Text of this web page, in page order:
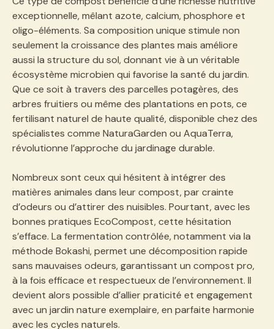
exceptionnelle, mêlant azote, calcium, phosphore et
oligo-éléments. Sa composition unique stimule non
seulement la croissance des plantes mais améliore
aussi la structure du sol, donnant vie à un véritable
écosystème microbien qui favorise la santé du jardin.
Que ce soit à travers des parcelles potagères, des
arbres fruitiers ou même des plantations en pots, ce
fertilisant naturel de haute qualité, disponible chez des
spécialistes comme NaturaGarden ou AquaTerra,
révolutionne l’approche du jardinage durable.
Nombreux sont ceux qui hésitent à intégrer des
matières animales dans leur compost, par crainte
d’odeurs ou d’attirer des nuisibles. Pourtant, avec les
bonnes pratiques EcoCompost, cette hésitation
s’efface. La fermentation contrôlée, notamment via la
méthode Bokashi, permet une décomposition rapide
sans mauvaises odeurs, garantissant un compost pro,
à la fois efficace et respectueux de l’environnement. Il
devient alors possible d’allier praticité et engagement
avec un jardin nature exemplaire, en parfaite harmonie
avec les cycles naturels.